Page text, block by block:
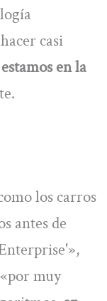
casi
estamos en la
los carros
antes de
muy